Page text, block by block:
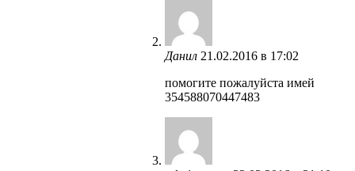
Данил 21.02.2016 в 17:02
помогите пожалуйста имей
354588070447483